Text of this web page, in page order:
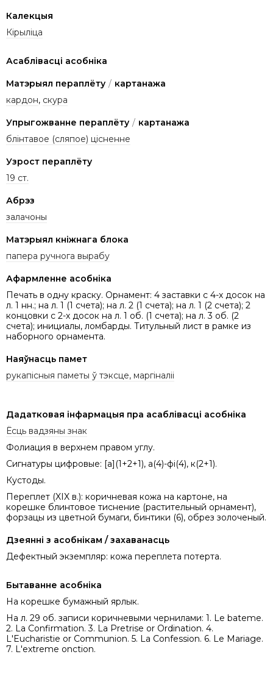
Калекцыя
Кірыліца
Асаблівасці асобніка
Матэрыял пераплёту / картанажа
кардон, скура
Упрыгожванне пераплёту / картанажа
блінтавое (сляпое) цісненне
Узрост пераплёту
19 ст.
Абрэз
залачоны
Матэрыял кніжнага блока
папера ручнога вырабу
Афармленне асобніка
Печать в одну краску. Орнамент: 4 заставки с 4-х досок на
л. 1 нн.; на л. 1 (1 счета); на л. 2 (1 счета); на л. 1 (2 счета); 2
концовки с 2-х досок на л. 1 об. (1 счета); на л. 3 об. (2
счета); инициалы, ломбарды. Титульный лист в рамке из
наборного орнамента.
Наяўнасць памет
рукапісныя паметы ў тэксце, маргіналіі
Дадатковая інфармацыя пра асаблівасці асобніка
Ёсць вадзяны знак
Фолиация в верхнем правом углу.
Сигнатуры цифровые: [а](1+2+1), а(4)-фі(4), к(2+1).
Кустоды.
Переплет (XIX в.): коричневая кожа на картоне, на
корешке блинтовое тиснение (растительный орнамент),
форзацы из цветной бумаги, бинтики (6), обрез золоченый.
Дзеянні з асобнікам / захаванасць
Дефектный экземпляр: кожа переплета потерта.
Бытаванне асобніка
На корешке бумажный ярлык.
На л. 29 об. записи коричневыми чернилами: 1. Le bateme.
2. La Confirmation. 3. La Pretrise or Ordination. 4.
L'Eucharistie or Communion. 5. La Confession. 6. Le Mariage.
7. L'extreme onction.